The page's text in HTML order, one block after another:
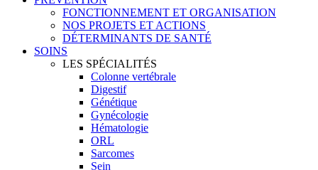
FONCTIONNEMENT ET ORGANISATION
NOS PROJETS ET ACTIONS
DÉTERMINANTS DE SANTÉ
SOINS
LES SPÉCIALITÉS
Colonne vertébrale
Digestif
Génétique
Gynécologie
Hématologie
ORL
Sarcomes
Sein